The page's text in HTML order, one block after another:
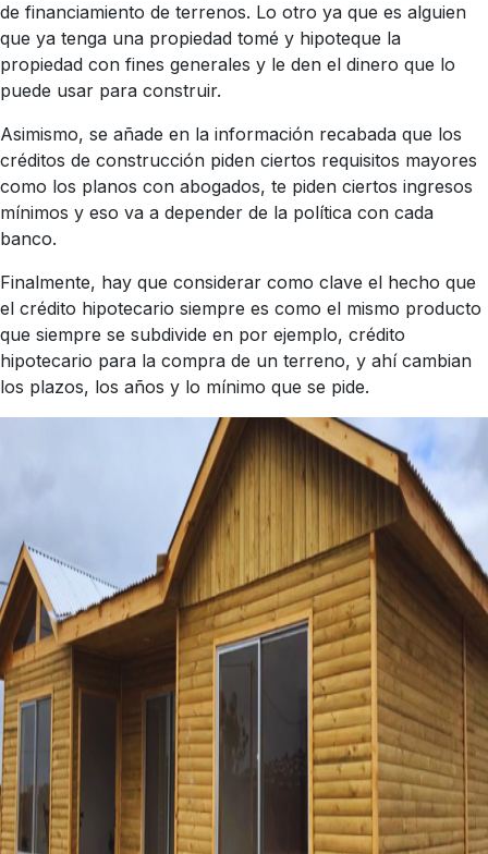
de financiamiento de terrenos. Lo otro ya que es alguien
que ya tenga una propiedad tomé y hipoteque la
propiedad con fines generales y le den el dinero que lo
puede usar para construir.
Asimismo, se añade en la información recabada que los
créditos de construcción piden ciertos requisitos mayores
como los planos con abogados, te piden ciertos ingresos
mínimos y eso va a depender de la política con cada
banco.
Finalmente, hay que considerar como clave el hecho que
el crédito hipotecario siempre es como el mismo producto
que siempre se subdivide en por ejemplo, crédito
hipotecario para la compra de un terreno, y ahí cambian
los plazos, los años y lo mínimo que se pide.